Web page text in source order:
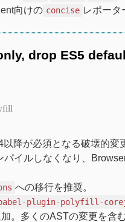
向けの concise レポータ
drop ES5
降が必須となる破壊的変
イルしなくなり、
への移行を推奨。
plugin-polyfill-
。多くのASTの変更を含む